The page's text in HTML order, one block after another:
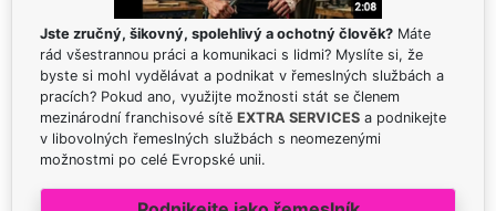
Jste zručný, šikovný, spolehlivý a ochotný člověk? Máte
rád všestrannou práci a komunikaci s lidmi? Myslíte si, že
byste si mohl vydělávat a podnikat v řemeslných službách a
pracích? Pokud ano, využijte možnosti stát se členem
mezinárodní franchisové sítě EXTRA SERVICES a podnikejte
v libovolných řemeslných službách s neomezenými
možnostmi po celé Evropské unii.